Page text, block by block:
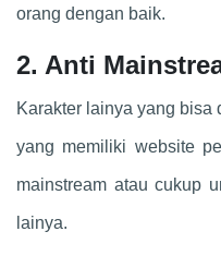
orang dengan baik.
2. Anti
Karakter lainya yang bisa
yang memiliki website
mainstream atau cukup
lainya.